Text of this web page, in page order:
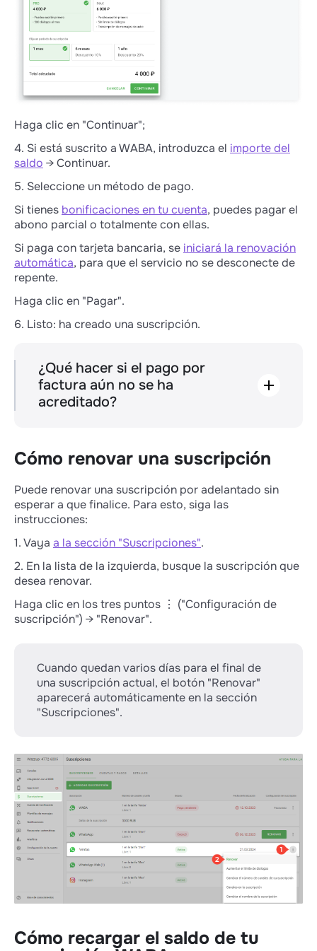
Haga clic en "Continuar";
4. Si está suscrito a WABA, introduzca el importe del
saldo → Continuar.
5. Seleccione un método de pago.
Si tienes bonificaciones en tu cuenta, puedes pagar el
abono parcial o totalmente con ellas.
Si paga con tarjeta bancaria, se iniciará la renovación
automática, para que el servicio no se desconecte de
repente.
Haga clic en "Pagar".
6. Listo: ha creado una suscripción.
¿Qué hacer si el pago por
factura aún no se ha
acreditado?
de tres días hábiles. Si necesitas lanzar una
campaña o activar un canal con urgencia,
con una tarjeta bancaria; en este caso, los
fondos se acreditarán de inmediato.
Cómo renovar una suscripción
Puede renovar una suscripción por adelantado sin
esperar a que finalice. Para esto, siga las
instrucciones:
1. Vaya a la sección "Suscripciones".
2. En la lista de la izquierda, busque la suscripción que
desea renovar.
Haga clic en los tres puntos ⋮ ("Configuración de
suscripción") → "Renovar".
Cuando quedan varios días para el final de
una suscripción actual, el botón "Renovar"
aparecerá automáticamente en la sección
"Suscripciones".
Cómo recargar el saldo de tu